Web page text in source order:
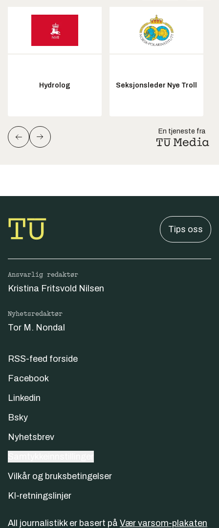
Hydrolog Seksjonsleder Nye Troll
En tjeneste fra
Tips oss
Ansvarlig redaktør
Kristina Fritsvold Nilsen
Nyhetsredaktør
Tor M. Nondal
RSS-feed forside
Facebook
Linkedin
Bsky
Nyhetsbrev
Vilkår og bruksbetingelser
KI-retningslinjer
All journalistikk er basert på Vær varsom-plakaten